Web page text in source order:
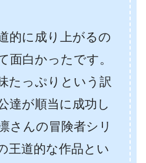
的に成り上がるの
面白かったです。
たっぷりという訳
達が順当に成功し
さんの冒険者シリ
王道的な作品とい